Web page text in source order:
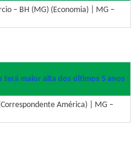
– BH (MG) (Economia) | MG –
terá maior alta dos últimos 5 anos
América) | MG –